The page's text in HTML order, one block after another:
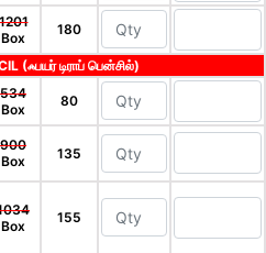
Box
180
(ஃபயர் டிராப் பென்சில்)
534
Box
80
900
Box
135
Box
155